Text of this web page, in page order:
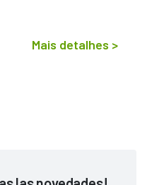
Mais detalhes >